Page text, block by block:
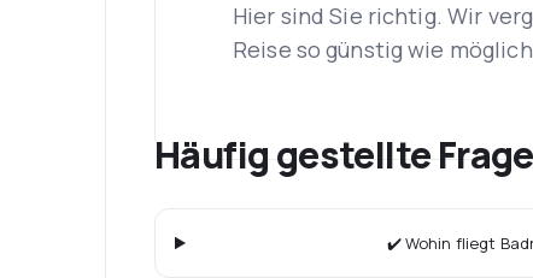
Hier sind Sie richtig. Wir
Reise so günstig wie
Häufig gestellte
✔️ Wohin fliegt